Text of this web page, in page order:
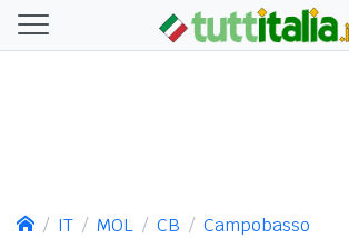
IT MOL CB Campobasso